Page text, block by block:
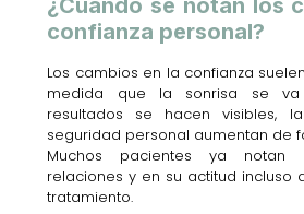
¿Cuándo se notan los
confianza personal?
Los cambios en la confianza
medida que la sonrisa se
resultados se hacen visibles,
seguridad personal aumentan de
Muchos pacientes ya notan
relaciones y en su actitud incluso
tratamiento.